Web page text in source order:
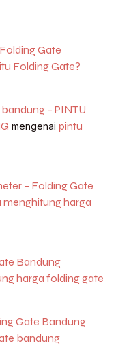
Gate
Folding Gate?
– PINTU
mengenai pintu
– Folding Gate
menghitung harga
Bandung
harga folding gate
Gate Bandung
bandung